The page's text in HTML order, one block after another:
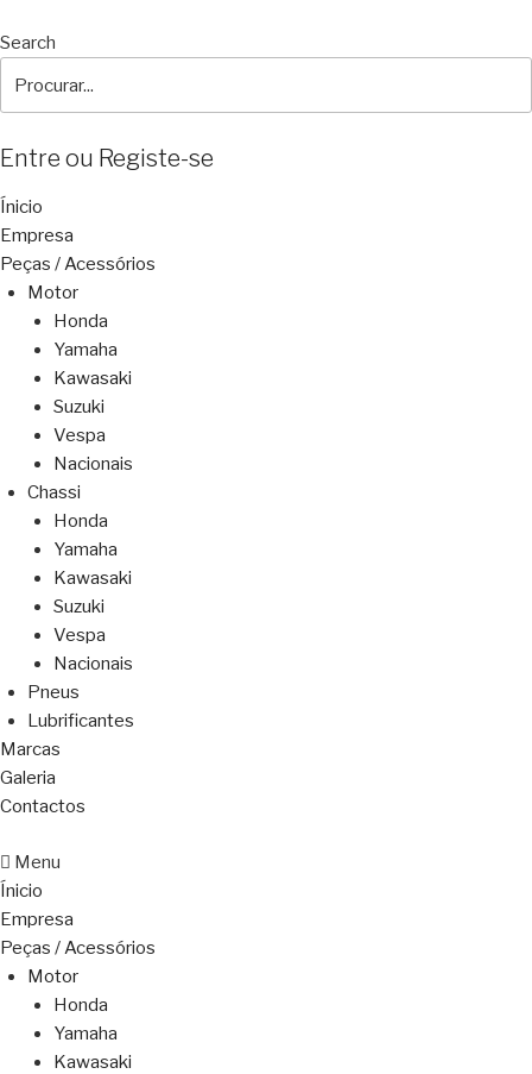
Search
Entre ou Registe-se
Ínicio
Empresa
Peças / Acessórios
Motor
Honda
Yamaha
Kawasaki
Suzuki
Vespa
Nacionais
Chassi
Honda
Yamaha
Kawasaki
Suzuki
Vespa
Nacionais
Pneus
Lubrificantes
Marcas
Galeria
Contactos
Menu
Ínicio
Empresa
Peças / Acessórios
Motor
Honda
Yamaha
Kawasaki